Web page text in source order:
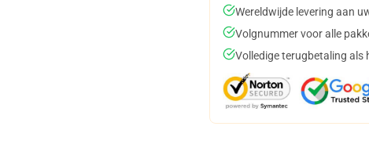
Wereldwijde levering aan
Volgnummer voor alle
Volledige terugbetaling